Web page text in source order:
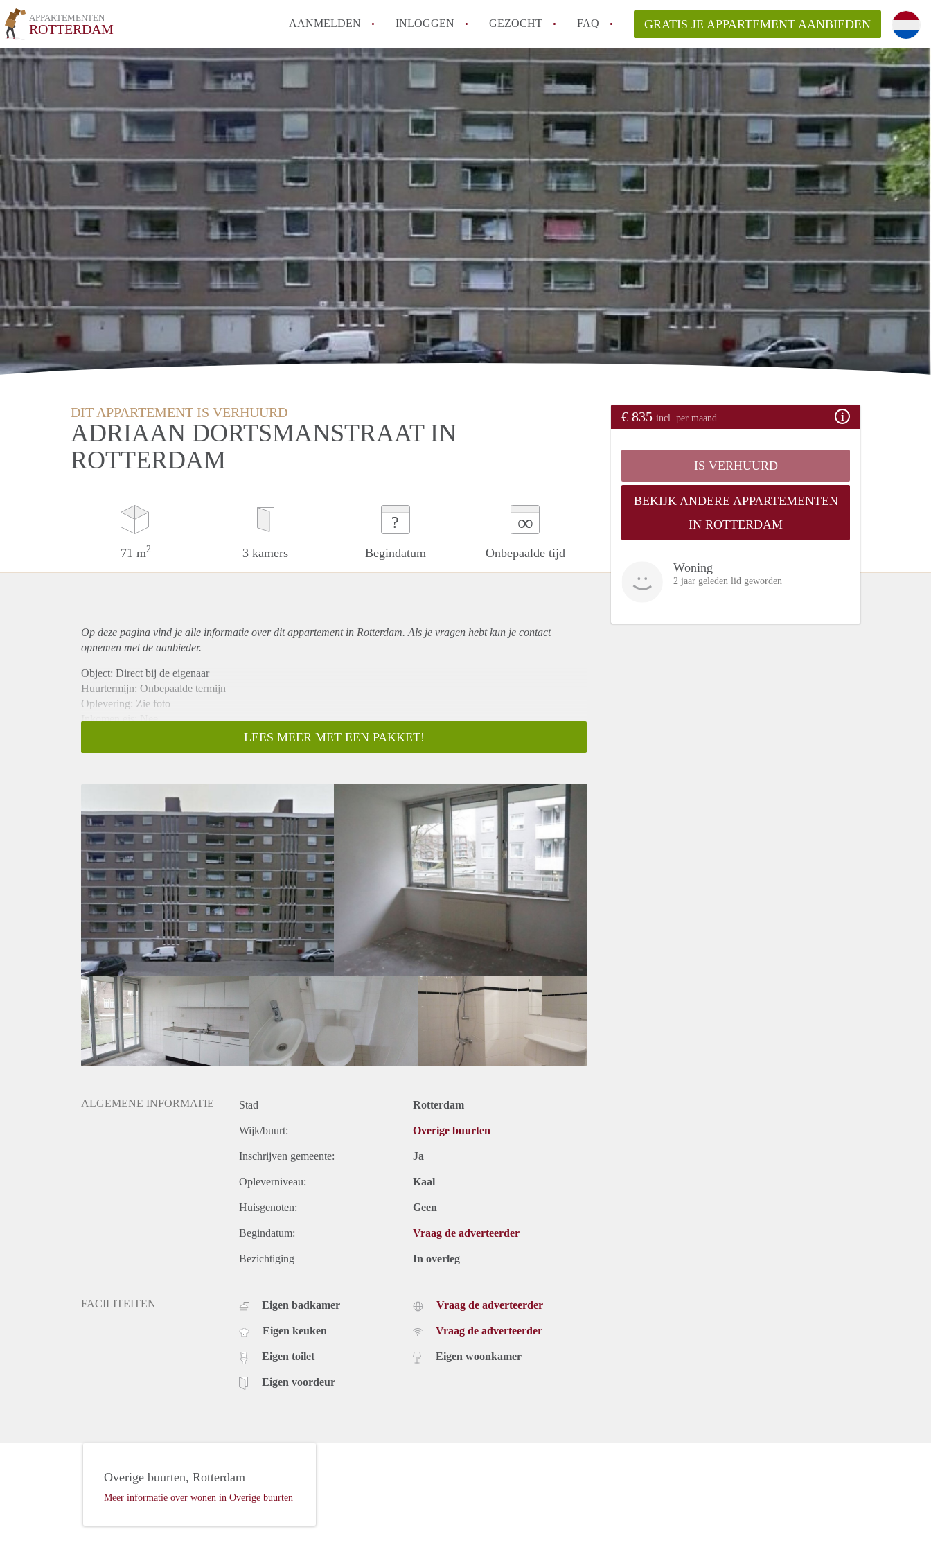
APPARTEMENTEN
ROTTERDAM AANMELDEN INLOGGEN GEZOCHT FAQ
How to translate AppartementRotterdam!
Wat is AppartementenRotterdam?
Hoeveel kost het om te reageren op een Appartement in Rotterdam?
Wat is de privacyverklaring van AppartementenRotterdam?
Berekent AppartementenRotterdam
makelaarsvergoeding/bemiddelingsvergoeding?
Alle veelgestelde vragen
GRATIS JE APPARTEMENT AANBIEDEN
DIT APPARTEMENT IS VERHUURD
ADRIAAN DORTSMANSTRAAT IN
ROTTERDAM
71 m2 3 kamers
?
Begindatum
∞
Onbepaalde tijd
€ 835 incl. per maand
IS VERHUURD
BEKIJK ANDERE APPARTEMENTEN
IN ROTTERDAM
Woning
2 jaar geleden lid geworden
Op deze pagina vind je alle informatie over ditappartementin Rotterdam. Als je vragen hebt kun je contact
opnemen met de aanbieder.
Object: Direct bij de eigenaar
Huurtermijn: Onbepaalde termijn
Oplevering: Zie foto
Inkomen eis: Nee
Borg: 1 Maand
Huisdieren toegestaan: Afhankelijk van de Eigenaar
Huurtoeslag grens: Ja
Geschikt voor studenten: Afhankelijk van de Eigenaar
LEES MEER MET EEN PAKKET!
ALGEMENE INFORMATIE Stad Rotterdam
Wijk/buurt: Overige buurten
Inschrijven gemeente: Ja
Opleverniveau: Kaal
Huisgenoten: Geen
Begindatum: Vraag de adverteerder
Bezichtiging In overleg
FACILITEITEN Eigen badkamer
Eigen keuken
Eigen toilet
Eigen voordeur
Vraag de adverteerder
Vraag de adverteerder
Eigen woonkamer
Overige buurten, Rotterdam
Meer informatie over wonen in Overige buurten